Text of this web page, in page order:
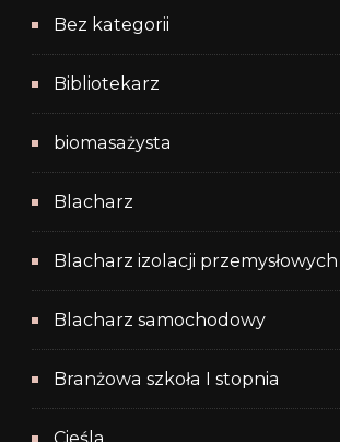
Bez kategorii
Bibliotekarz
biomasażysta
Blacharz
Blacharz izolacji przemysłowych
Blacharz samochodowy
Branżowa szkoła I stopnia